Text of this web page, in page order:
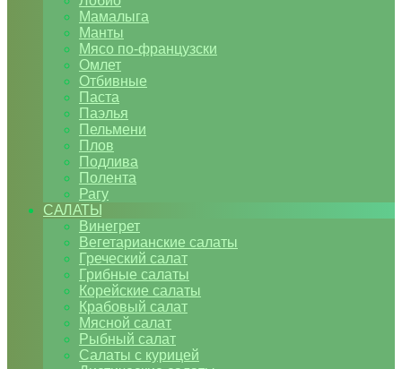
Мамалыга
Манты
Мясо по-французски
Омлет
Отбивные
Паста
Паэлья
Пельмени
Плов
Подлива
Полента
Рагу
САЛАТЫ
Винегрет
Вегетарианские салаты
Греческий салат
Грибные салаты
Корейские салаты
Крабовый салат
Мясной салат
Рыбный салат
Салаты с курицей